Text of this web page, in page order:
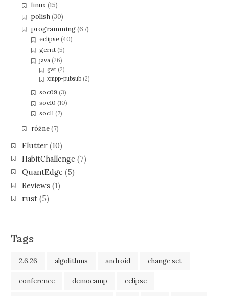
linux(15)
polish(30)
programming(67)
eclipse (40)
gerrit (5)
java (26)
gwt(2)
xmpp-pubsub(2)
soc09 (3)
soc10 (10)
soc11 (7)
różne(7)
Flutter(10)
HabitChallenge (7)
QuantEdge (5)
Reviews (1)
rust(5)
Tags
2.6.26 algolithms android change set
conference democamp eclipse